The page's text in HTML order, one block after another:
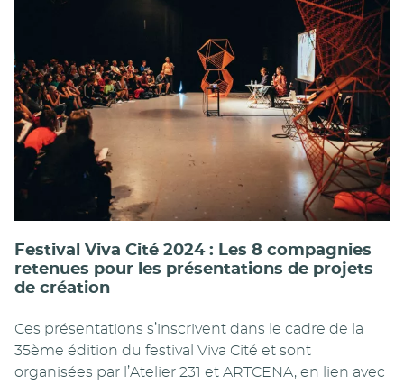
Festival Viva Cité 2024 : Les 8 compagnies
retenues pour les présentations de projets
de création
Ces présentations s’inscrivent dans le cadre de la
35ème édition du festival Viva Cité et sont
organisées par l’Atelier 231 et ARTCENA, en lien avec